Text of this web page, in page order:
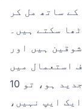
ساتھ مل کر
سکتے ہیں۔
ہیں اور
استعمال میں
آسان ہو بلکہ جس کا ڈیزائن بھی جدید ہو، تو 10win
ایپ نہیں،